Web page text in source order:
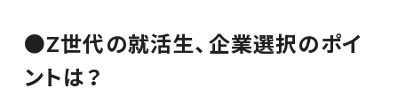
●Z世代の就活生、企業選択のポイ
ントは？